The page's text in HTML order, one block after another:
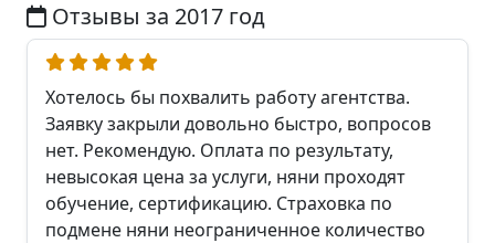
Отзывы за 2017 год
Хотелось бы похвалить работу агентства.
Заявку закрыли довольно быстро, вопросов
нет. Рекомендую. Оплата по результату,
невысокая цена за услуги, няни проходят
обучение, сертификацию. Страховка по
подмене няни неограниченное количество